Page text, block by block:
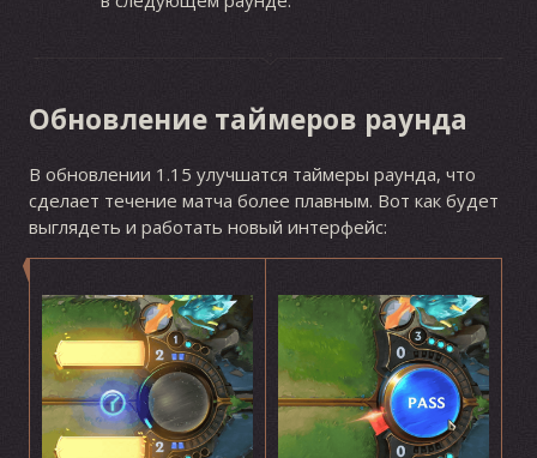
Обновление таймеров раунда
В обновлении 1.15 улучшатся таймеры раунда, что
сделает течение матча более плавным. Вот как будет
выглядеть и работать новый интерфейс: